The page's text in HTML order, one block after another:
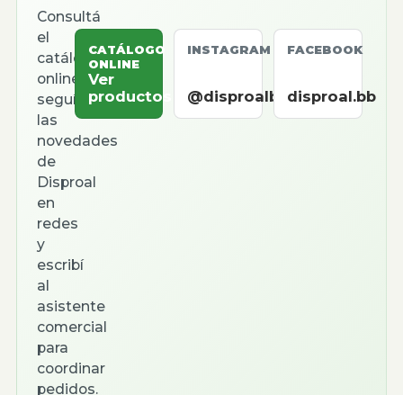
Consultá
el
catálogo
online,
seguí
las
novedades
de
Disproal
en
redes
y
escribí
al
asistente
comercial
para
coordinar
pedidos.
CATÁLOGO
ONLINE
Ver
productos
INSTAGRAM
@disproalbb
FACEBOOK
disproal.bb